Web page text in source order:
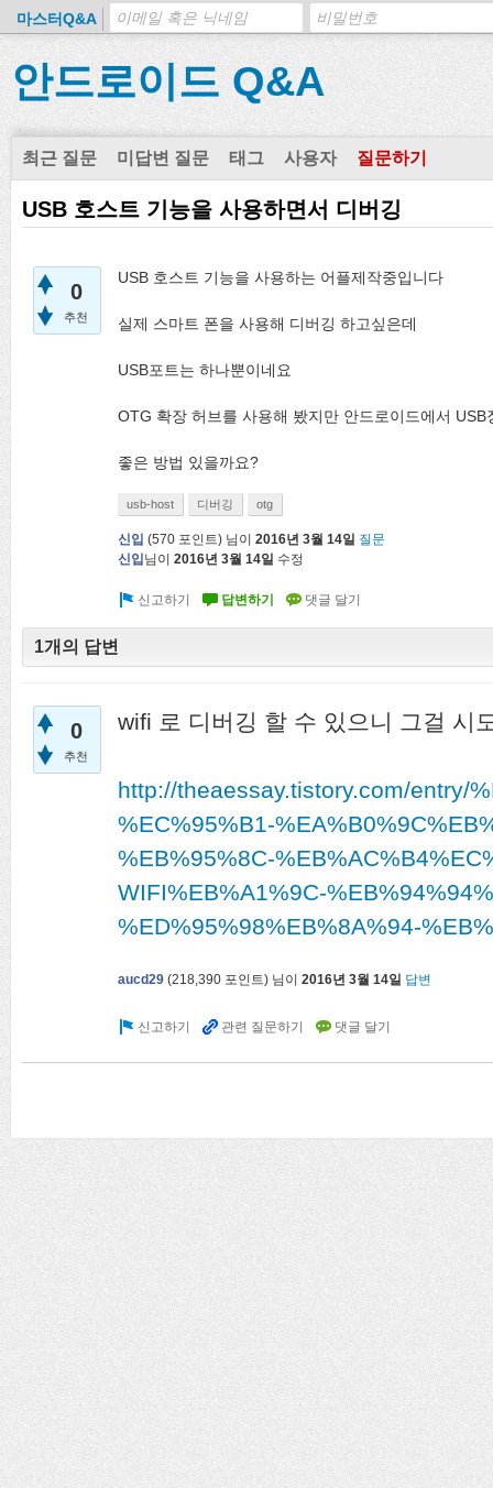
마스터Q&A
안드로이드 Q&A
최근 질문 미답변 질문 태그 사용자 질문하기
USB 호스트 기능을 사용하면서 디버깅
0
추천
USB 호스트 기능을 사용하는 어플제작중입니다
실제 스마트 폰을 사용해 디버깅 하고싶은데
USB포트는 하나뿐이네요
OTG 확장 허브를 사용해 봤지만 안드로이드에서
좋은 방법 있을까요?
usb-host 디버깅 otg
신입 (570 포인트) 님이 2016년 3월 14일 질문
신입 님이 2016년 3월 14일 수정
1개의 답변
0
추천
wifi 로 디버깅 할 수 있으니 그걸 시
http://theaessay.tistory.com/entry/
%EC%95%B1-
%EB%95%8C-
WIFI%EB%A1%9C-
%ED%95%98%EB%8A%94-
aucd29 (218,390 포인트) 님이 2016년 3월 14일 답변